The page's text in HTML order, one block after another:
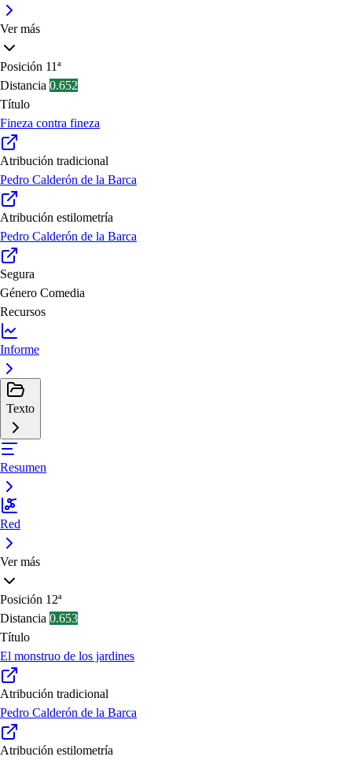
Ver más
Posición 11ª
Distancia 0.652
Título
Fineza contra fineza
Atribución tradicional
Pedro Calderón de la Barca
Atribución estilometría
Pedro Calderón de la Barca
Segura
Género Comedia
Recursos
Informe
Texto
Resumen
Red
Ver más
Posición 12ª
Distancia 0.653
Título
El monstruo de los jardines
Atribución tradicional
Pedro Calderón de la Barca
Atribución estilometría